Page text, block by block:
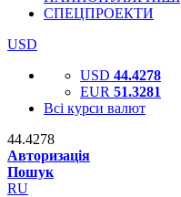
СПЕЦПРОЕКТИ
USD
USD 44.4278
EUR 51.3281
Всі курси валют
44.4278
Авторизація
Пошук
RU